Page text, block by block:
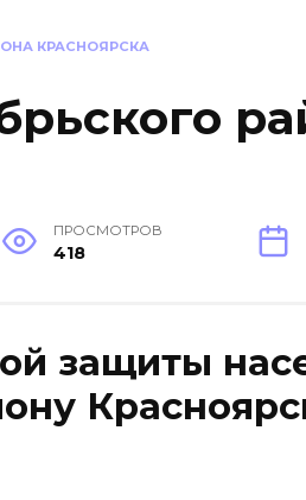
КРАСНОЯРСКА
ПРОСМОТРОВ
418
защиты